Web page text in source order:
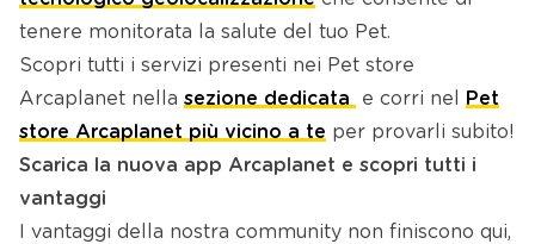
tenere monitorata la salute del tuo Pet.
Scopri tutti i servizi presenti nei Pet store
Arcaplanet nella sezione dedicata e corri nel
Pet
store Arcaplanet più vicino a te per provarli subito!
Scarica la nuova app Arcaplanet e scopri tutti i
vantaggi
I vantaggi della nostra community non finiscono qui,